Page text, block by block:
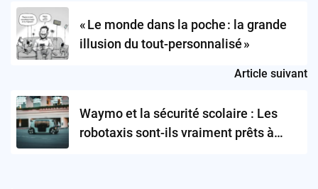
navigation« Le monde dans la poche : la grande
illusion du tout-personnalisé »
Article suivant
Waymo et la sécurité scolaire : Les
robotaxis sont-ils vraiment prêts à